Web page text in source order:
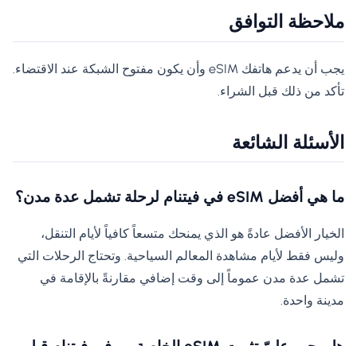
ملاحظة التوافق
يجب أن يدعم هاتفك eSIM وأن يكون مفتوح الشبكة عند الاقتضاء.
تأكد من ذلك قبل الشراء.
الأسئلة الشائعة
ما هي أفضل eSIM في فيتنام لرحلة تشمل عدة مدن؟
الخيار الأفضل عادةً هو الذي يمنحك متسعاً كافياً لأيام التنقل،
وليس فقط لأيام مشاهدة المعالم السياحية. وتحتاج الرحلات التي
تشمل عدة مدن عموماً إلى وقت إضافي مقارنةً بالإقامة في
مدينة واحدة.